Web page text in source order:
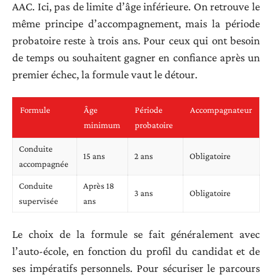
AAC. Ici, pas de limite d’âge inférieure. On retrouve le
même principe d’accompagnement, mais la période
probatoire reste à trois ans. Pour ceux qui ont besoin
de temps ou souhaitent gagner en confiance après un
premier échec, la formule vaut le détour.
Formule
Âge
minimum
Période
probatoire
Accompagnateur
Conduite
accompagnée
15 ans 2 ans Obligatoire
Conduite
supervisée
Après 18
ans
3 ans Obligatoire
Le choix de la formule se fait généralement avec
l’auto-école, en fonction du profil du candidat et de
ses impératifs personnels. Pour sécuriser le parcours